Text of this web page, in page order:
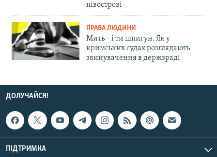
півострові
ПРАВА ЛЮДИНИ
Мить – і ти шпигун. Як у
кримських судах розглядають
звинувачення в держзраді
ДОЛУЧАЙСЯ!
ПІДТРИМКА